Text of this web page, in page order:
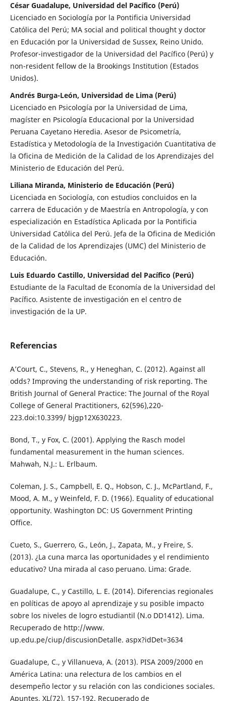
César Guadalupe, Universidad del Pacífico (Perú)
Licenciado en Sociología por la Pontificia Universidad
Católica del Perú; MA social and political thought y doctor
en Educación por la Universidad de Sussex, Reino Unido.
Profesor-investigador de la Universidad del Pacífico (Perú) y
non-resident fellow de la Brookings Institution (Estados
Unidos).
Andrés Burga-León, Universidad de Lima (Perú)
Licenciado en Psicología por la Universidad de Lima,
magíster en Psicología Educacional por la Universidad
Peruana Cayetano Heredia. Asesor de Psicometría,
Estadística y Metodología de la Investigación Cuantitativa de
la Oficina de Medición de la Calidad de los Aprendizajes del
Ministerio de Educación del Perú.
Liliana Miranda, Ministerio de Educación (Perú)
Licenciada en Sociología, con estudios concluidos en la
carrera de Educación y de Maestría en Antropología, y con
especialización en Estadística Aplicada por la Pontificia
Universidad Católica del Perú. Jefa de la Oficina de Medición
de la Calidad de los Aprendizajes (UMC) del Ministerio de
Educación.
Luis Eduardo Castillo, Universidad del Pacífico (Perú)
Estudiante de la Facultad de Economía de la Universidad del
Pacífico. Asistente de investigación en el centro de
investigación de la UP.
Referencias
A’Court, C., Stevens, R., y Heneghan, C. (2012). Against all
odds? Improving the understanding of risk reporting. The
British Journal of General Practice: The Journal of the Royal
College of General Practitioners, 62(596),220-
223.doi:10.3399/ bjgp12X630223.
Bond, T., y Fox, C. (2001). Applying the Rasch model
fundamental measurement in the human sciences.
Mahwah, N.J.: L. Erlbaum.
Coleman, J. S., Campbell, E. Q., Hobson, C. J., McPartland, F.,
Mood, A. M., y Weinfeld, F. D. (1966). Equality of educational
opportunity. Washington DC: US Government Printing
Office.
Cueto, S., Guerrero, G., León, J., Zapata, M., y Freire, S.
(2013). ¿La cuna marca las oportunidades y el rendimiento
educativo? Una mirada al caso peruano. Lima: Grade.
Guadalupe, C., y Castillo, L. E. (2014). Diferencias regionales
en políticas de apoyo al aprendizaje y su posible impacto
sobre los niveles de logro estudiantil (N.o DD1412). Lima.
Recuperado de http://www.
up.edu.pe/ciup/discusionDetalle. aspx?idDet=3634
Guadalupe, C., y Villanueva, A. (2013). PISA 2009/2000 en
América Latina: una relectura de los cambios en el
desempeño lector y su relación con las condiciones sociales.
Apuntes, XL(72), 157-192. Recuperado de